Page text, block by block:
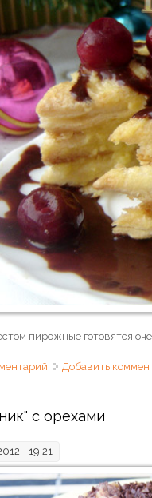
пирожные готовятся
" Снежана"Добавить
с орехами
- 19:21